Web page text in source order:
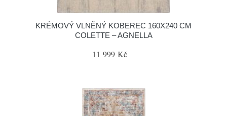
KRÉMOVÝ VLNĚNÝ KOBEREC 160X240 CM
COLETTE – AGNELLA
11 999 Kč